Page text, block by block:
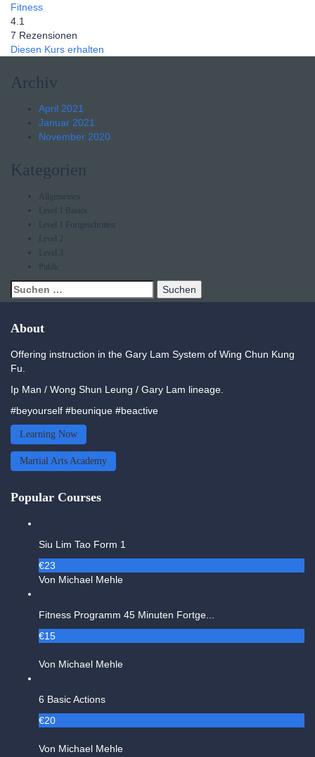
Fitness
4.1
7 Rezensionen
Diesen Kurs erhalten
Archiv
April 2021
Januar 2021
November 2020
Kategorien
Allgemeines
Level 1 Basics
Level 1 Fortgeschritten
Level 2
Level 3
Public
About
Offering instruction in the Gary Lam System of Wing Chun Kung
Fu.
Ip Man / Wong Shun Leung / Gary Lam lineage.
#beyourself #beunique #beactive
Learning Now
Martial Arts Academy
Popular Courses
Siu Lim Tao Form 1
€23
Von Michael Mehle
Fitness Programm 45 Minuten Fortge...
€15
Von Michael Mehle
6 Basic Actions
€20
Von Michael Mehle